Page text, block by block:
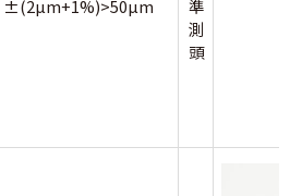
±(2µm+1%)>50µm
準
測
頭